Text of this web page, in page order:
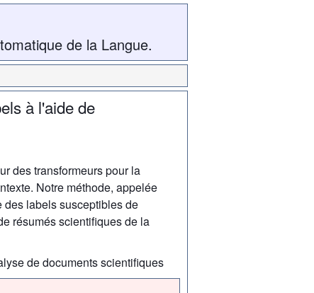
de la Langue.
à l'aide de
des transformeurs pour la
Notre méthode, appelée
des labels susceptibles de
résumés scientifiques de la
de documents scientifiques